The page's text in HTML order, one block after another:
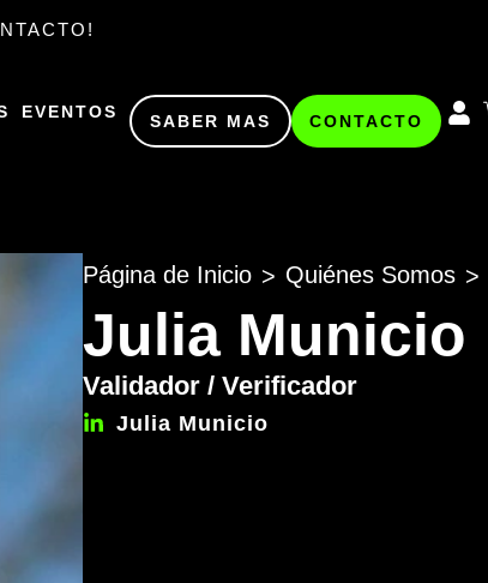
EVENTOS SABER MAS CONTACTO
Página de Inicio > Quiénes Somos >
Julia Municio
Validador / Verificador
Julia Municio